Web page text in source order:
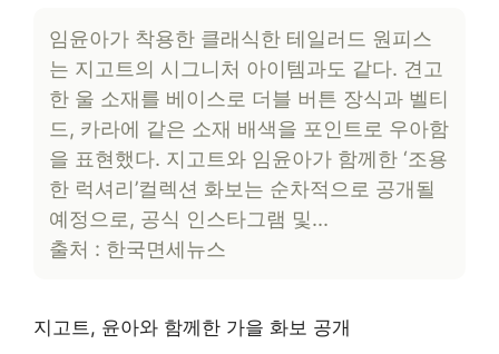
임윤아가 착용한 클래식한 테일러드 원피스
는 지고트의 시그니처 아이템과도 같다. 견고
한 울 소재를 베이스로 더블 버튼 장식과 벨티
드, 카라에 같은 소재 배색을 포인트로 우아함
을 표현했다. 지고트와 임윤아가 함께한 ‘조용
한 럭셔리’컬렉션 화보는 순차적으로 공개될
예정으로, 공식 인스타그램 및…
출처 : 한국면세뉴스
지고트, 윤아와 함께한 가을 화보 공개